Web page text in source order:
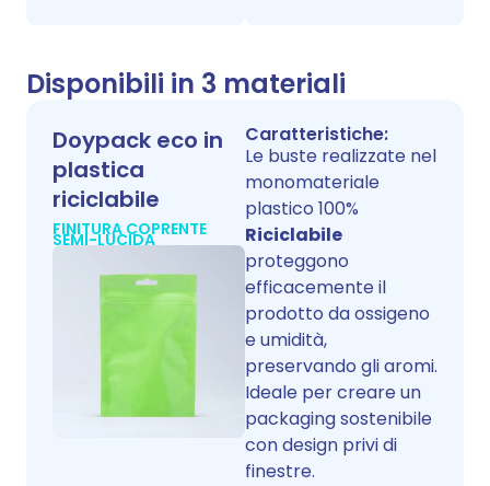
Disponibili in 3 materiali
Doypack eco in
plastica
riciclabile
FINITURA COPRENTE
SEMI-LUCIDA
Caratteristiche:
Le buste realizzate nel
monomateriale
plastico 100%
Riciclabile
proteggono
efficacemente il
prodotto da ossigeno
e umidità,
preservando gli aromi.
Ideale per creare un
packaging sostenibile
con design privi di
finestre.